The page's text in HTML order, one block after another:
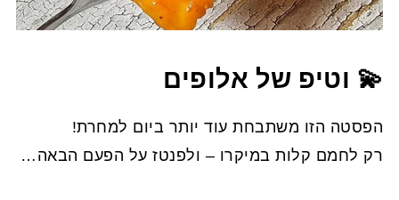
💫 וטיפ של אלופים
הפסטה הזו משתבחת עוד יותר ביום למחרת!
רק לחמם קלות במיקרו – ולפנטז על הפעם הבאה…